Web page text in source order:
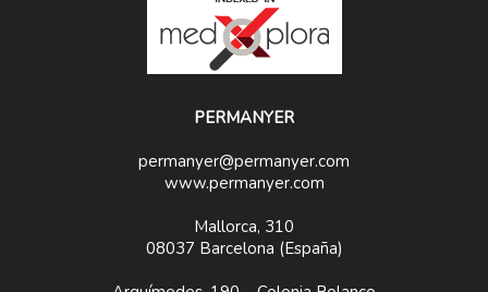
PERMANYER
permanyer@permanyer.com
www.permanyer.com
Mallorca, 310
08037 Barcelona (España)